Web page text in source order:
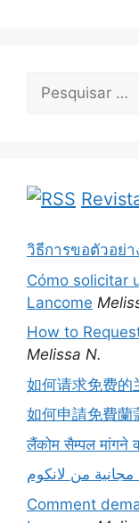
Pesquisar
วิธีการขอตัวอย่
Cómo solicitar
Lancome
How to
Melissa N.
如何请求免费的
如何申請免費蘭
लैंकोम सैम्पल मांगने
من لانكوم
Comment